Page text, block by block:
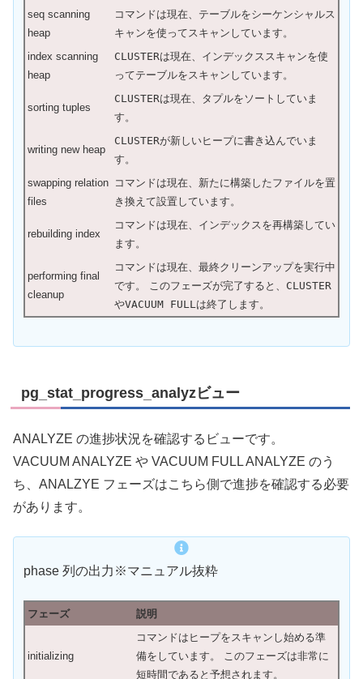
seq scanning
heap
コマンドは現在、テーブルをシーケンシャルス
キャンを使ってスキャンしています。
index scanning
heap
CLUSTERは現在、インデックススキャンを使
ってテーブルをスキャンしています。
sorting tuples
CLUSTERは現在、タプルをソートしていま
す。
writing new heap
CLUSTERが新しいヒープに書き込んでいま
す。
swapping relation
files
コマンドは現在、新たに構築したファイルを置
き換えて設置しています。
rebuilding index
コマンドは現在、インデックスを再構築してい
ます。
performing final
cleanup
コマンドは現在、最終クリーンアップを実行中
です。 このフェーズが完了すると、 CLUSTER
やVACUUM FULLは終了します。
pg_stat_progress_analyzビュー
ANALYZE の進捗状況を確認するビューです。
VACUUM ANALYZE や VACUUM FULL ANALYZE のう
ち、ANALZYE フェーズはこちら側で進捗を確認する必要
があります。
phase 列の出力※マニュアル抜粋
フェーズ 説明
initializing
コマンドはヒープをスキャンし始める準
備をしています。 このフェーズは非常に
短時間であると予想されます。